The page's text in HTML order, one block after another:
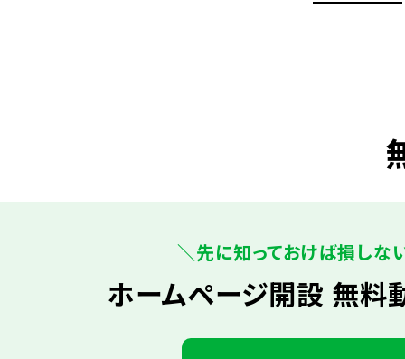
＼先に知っておけば損しな
ホームページ開設 無料